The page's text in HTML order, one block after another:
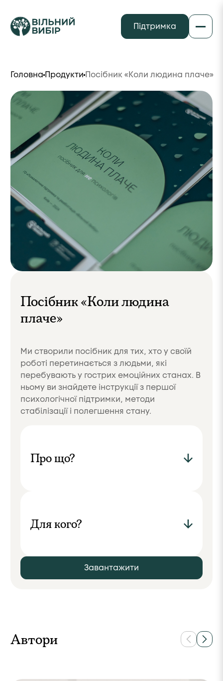
Підтримка
Головна Продукти Посібник «Коли людина плаче»
Посібник «Коли людина
плаче»
Ми створили посібник для тих, хто у своїй
роботі перетинається з людьми, які
перебувають у гострих емоційних станах. В
ньому ви знайдете інструкції з першої
психологічної підтримки, методи
стабілізації і полегшення стану.
Про що?
Для кого?
Завантажити
Автори